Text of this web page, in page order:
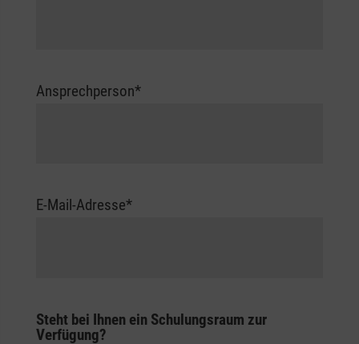
Ansprechperson*
E-Mail-Adresse*
Steht bei Ihnen ein Schulungsraum zur
Verfügung?